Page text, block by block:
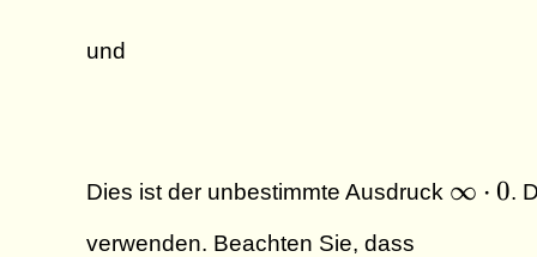
und
Dies ist der unbestimmte Ausdruck \infty
∞ ⋅ 0.
verwenden. Beachten Sie, dass